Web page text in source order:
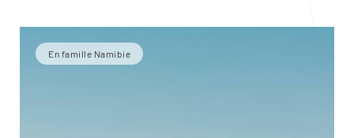
En famille Namibie